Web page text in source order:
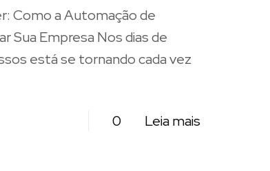
Como a Automação de
Sua Empresa Nos dias de
está se tornando cada vez
0 Leia mais